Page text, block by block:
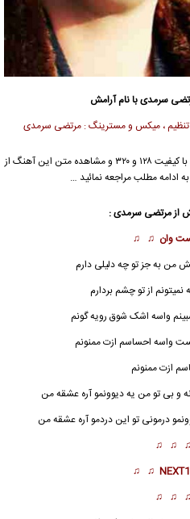
سرمدیبا نام آرامش
تنظیم ، میکس و مسترینگ : مرتضی سرمدی
با کیفیت ۱۲۸ و ۳۲۰ و مشاهده متن این آهنگ از
ادامه مطلب مراجعه نمائید …
ازمرتضی سرمدی:
وان ♫ ♫
من به جز تو چه دلیلی دارم
نمیتونم از تو چشم بردارم
واسه اشک شوق رویه گونم
واسه احساسم ازت ممنونم
ازت ممنونم
و بی تو من یه دیوونمو آره عشقه من
درمونی تو این دردمو آره عشقه من
♫ ♫
♫ ♫
♫ ♫